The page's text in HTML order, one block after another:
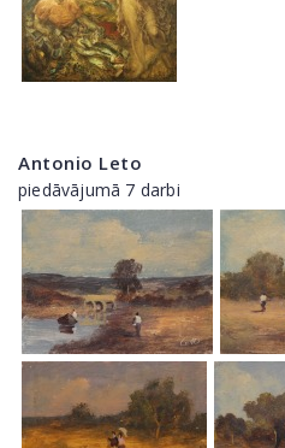
Antonio Leto
piedāvājumā 7 darbi